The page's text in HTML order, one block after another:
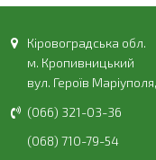
Кіровоградська обл.
м. Кропивницький
вул. Героїв
(066) 321-03-36
(068) 710-79-54